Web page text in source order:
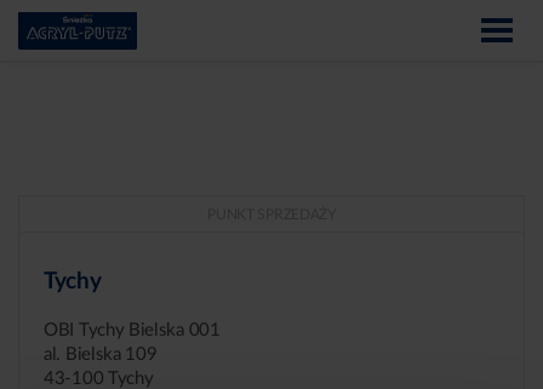
Tychy
OBI Tychy Bielska 001
al. Bielska 109
43-100 Tychy